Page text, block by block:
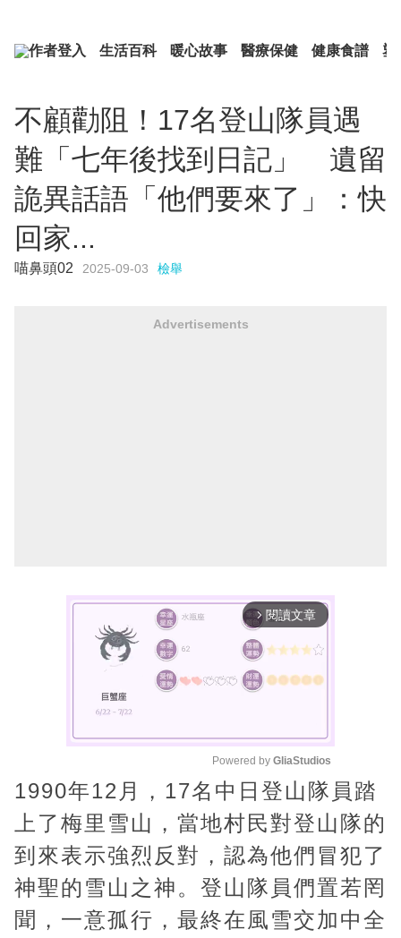
作者登入 生活百科 暖心故事 醫療保健 健康食譜 塑
不顧勸阻！17名登山隊員遇
難「七年後找到日記」 遺留
詭異話語「他們要來了」：快
回家...
喵鼻頭02 2025-09-03 檢舉
Advertisements
arrow_forward_ios 閱讀文章
M
u
t
e
Powered by GliaStudios
1990年12月，17名中日登山隊員踏
上了梅里雪山，當地村民對登山隊的
到來表示強烈反對，認為他們冒犯了
神聖的雪山之神。登山隊員們置若罔
聞，一意孤行，最終在風雪交加中全